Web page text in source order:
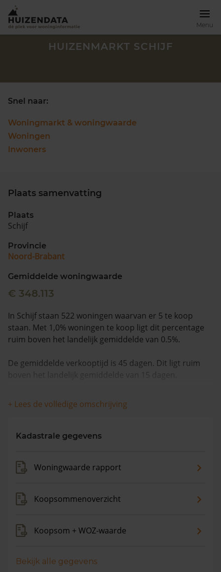
Menu
Zoek een woning
088 220 4200
Maandag t/m vrijdag - 08:00 -18:00
HUIZENMARKT SCHIJF
Snel naar:
Woningmarkt & woningwaarde
Woningen
Inwoners
Plaats samenvatting
Plaats
Schijf
Provincie
Noord-Brabant
Gemiddelde woningwaarde
€ 348.113
In Schijf staan 522 woningen waarvan er 5 te koop
staan. Met 1,0% woningen te koop ligt dit percentage
ruim boven het landelijk gemiddelde van 0.5%.
De gemiddelde verkooptijd is 45 dagen. Dit ligt ruim
boven het landelijk gemiddelde van 15 dagen.
De gemiddelde huizenprijs is €614.200. De gemiddelde
vraagprijs is €614.200. In de afgelopen 12 maanden is
+ Lees de volledige omschrijving
Kadastrale gegevens
Woningwaarde rapport
Koopsommenoverzicht
Koopsom + WOZ-waarde
Bekijk alle gegevens